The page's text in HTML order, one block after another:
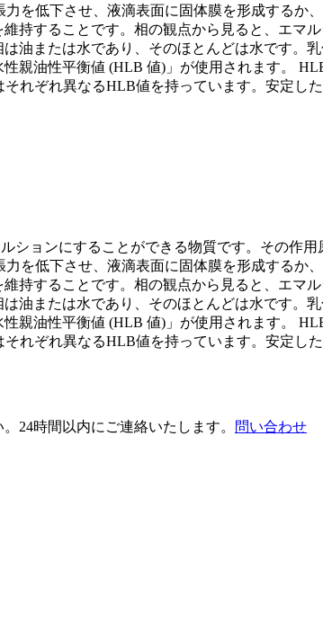
を低下させ、液滴表面に固体膜を形成するか
持することです。相の観点から見ると、エマ
油または水であり、そのほとんどは水です。
親油性平衡値 (HLB 値)」が使用されます。
れぞれ異なるHLB値を持っています。安定し
ションにすることができる物質です。その作
を低下させ、液滴表面に固体膜を形成するか
持することです。相の観点から見ると、エマ
油または水であり、そのほとんどは水です。
親油性平衡値 (HLB 値)」が使用されます。
れぞれ異なるHLB値を持っています。安定し
24時間以内にご連絡いたします。 問い合わせ